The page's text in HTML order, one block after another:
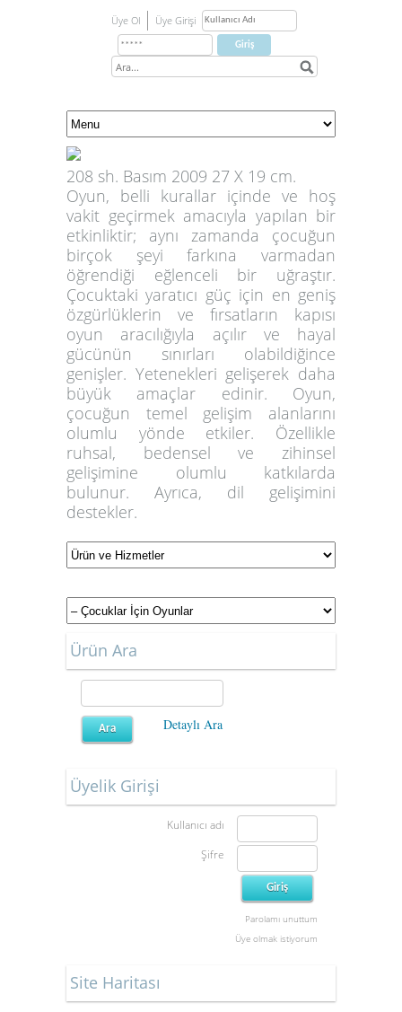
Üye Ol Üye Girişi
208 sh. Basım 2009 27 X 19 cm.
Oyun, belli kurallar içinde ve hoş
vakit geçirmek amacıyla yapılan bir
etkinliktir; aynı zamanda çocuğun
birçok şeyi farkına varmadan
öğrendiği eğlenceli bir uğraştır.
Çocuktaki yaratıcı güç için en geniş
özgürlüklerin ve fırsatların kapısı
oyun aracılığıyla açılır ve hayal
gücünün sınırları olabildiğince
genişler. Yetenekleri gelişerek daha
büyük amaçlar edinir. Oyun,
çocuğun temel gelişim alanlarını
olumlu yönde etkiler. Özellikle
ruhsal, bedensel ve zihinsel
gelişimine olumlu katkılarda
bulunur. Ayrıca, dil gelişimini
destekler.
Ürün Ara
Detaylı Ara
Üyelik Girişi
Kullanıcı adı
Şifre
Parolamı unuttum
Üye olmak istiyorum
Site Haritası